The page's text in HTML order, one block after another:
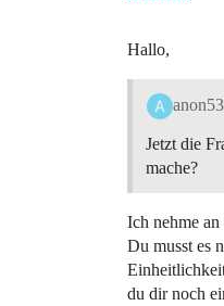
Hallo,
Jetzt die
mache?
Ich nehme
Du musst es
du dir noch